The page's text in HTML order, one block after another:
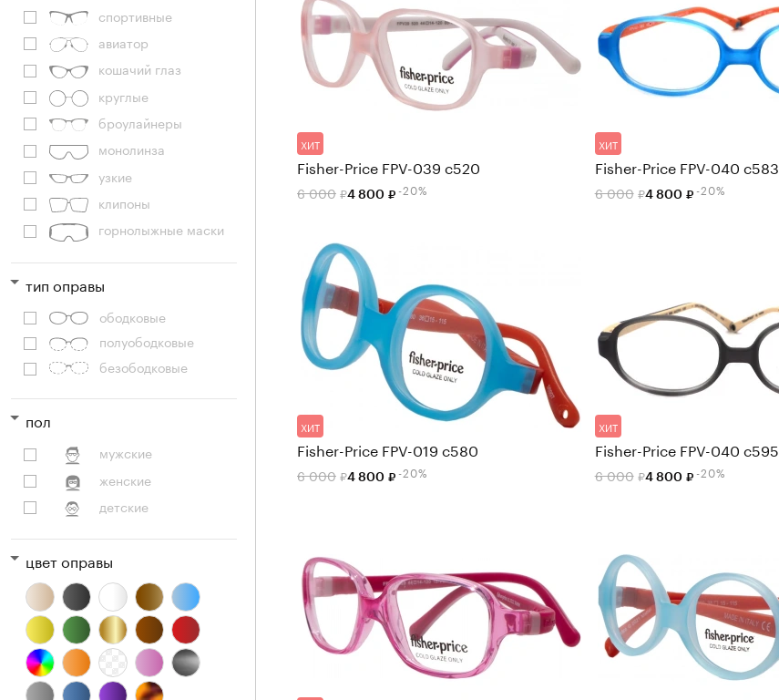
спортивные
авиатор
кошачий глаз
круглые
броулайнеры
монолинза
узкие
клипоны
горнолыжные маски
тип оправы
ободковые
полуободковые
безободковые
пол
мужские
женские
детские
цвет оправы
ХИТ
Fisher-Price FPV-039 c520
6 000 4 800 -20%
ХИТ
Fisher-Price FPV-040 c583
6 000 4 800 -20%
ХИТ
Fisher-Price FPV-019 c580
6 000 4 800 -20%
ХИТ
Fisher-Price FPV-040 c595
6 000 4 800 -20%